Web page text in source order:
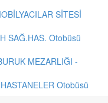
SİTESİ
SAĞ.HAS. Otobüsü
MEZARLIĞI -
Otobüsü